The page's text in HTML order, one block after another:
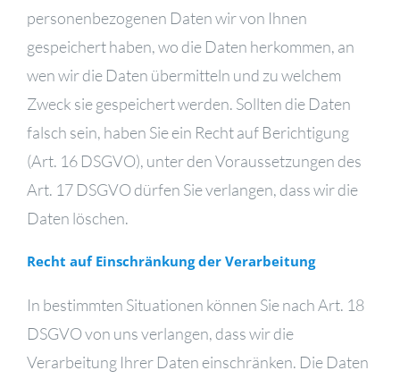
personenbezogenen Daten wir von Ihnen
gespeichert haben, wo die Daten herkommen, an
wen wir die Daten übermitteln und zu welchem
Zweck sie gespeichert werden. Sollten die Daten
falsch sein, haben Sie ein Recht auf Berichtigung
(Art. 16 DSGVO), unter den Voraussetzungen des
Art. 17 DSGVO dürfen Sie verlangen, dass wir die
Daten löschen.
Recht auf Einschränkung der Verarbeitung
In bestimmten Situationen können Sie nach Art. 18
DSGVO von uns verlangen, dass wir die
Verarbeitung Ihrer Daten einschränken. Die Daten